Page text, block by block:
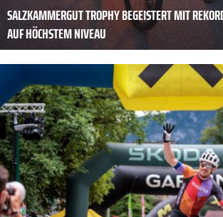
SALZKAMMERGUT TROPHY BEGEISTERT MIT
AUF HÖCHSTEM NIVEAU